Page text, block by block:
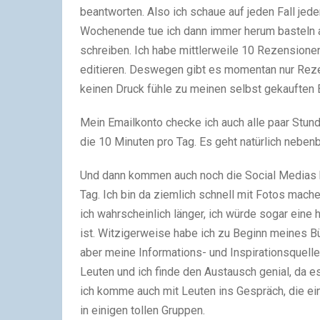
beantworten. Also ich schaue auf jeden Fall
Wochenende tue ich dann immer herum
schreiben. Ich habe mittlerweile 10
editieren. Deswegen gibt es momentan nur
keinen Druck fühle zu meinen selbst gekauften
Mein Emailkonto checke ich auch alle paar
die 10 Minuten pro Tag. Es geht natürlich
Und dann kommen auch noch die Social
Tag. Ich bin da ziemlich schnell mit Fotos
ich wahrscheinlich länger, ich würde sogar
ist. Witzigerweise habe ich zu Beginn meines
aber meine Informations- und
Leuten und ich finde den Austausch genial, da
ich komme auch mit Leuten ins Gespräch, die
in einigen tollen Gruppen.